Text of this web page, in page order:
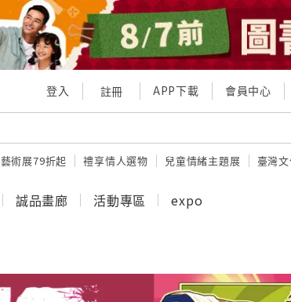
登入 註冊 APP下載 會員中心
藝術展79折起 禮享情人選物 兒童情緒主題展 臺灣
誠品畫廊 活動專區 expo